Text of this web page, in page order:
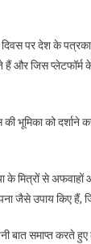
पर देश के
हैं और जिस
की भूमिका को
के मित्रों से
जैसे उपाय किए हैं,
बात समाप्त करते हुए